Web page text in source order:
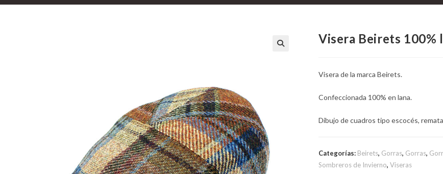
Visera Beirets 100%
Visera de la marca Beirets.
Confeccionada 100% en lana.
Dibujo de cuadros tipo escocés,
Categorías: Beirets, Gorras, Gorras,
Sombreros de Invierno, Viseras